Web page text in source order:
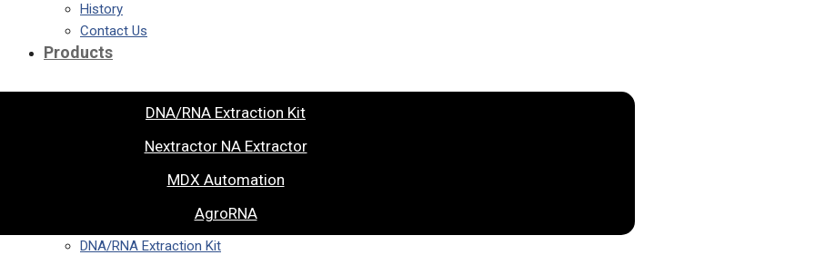
History
Contact Us
Products
DNA/RNA Extraction Kit
Nextractor NA Extractor
MDX Automation
AgroRNA
DNA/RNA Extraction Kit